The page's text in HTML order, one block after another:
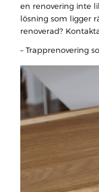
en renovering inte
lösning som ligger
renoverad?
– Trapprenovering